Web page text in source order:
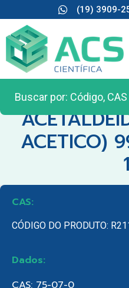
(19) 3909-
CATEGORIA:
ACETICO)
CAS:
CÓDIGO DO PRODUTO:
Dados:
CAS: 75-07-0